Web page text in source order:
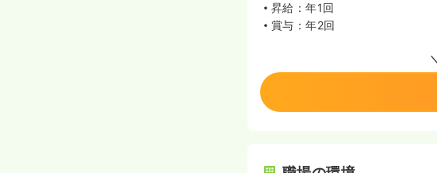
昇給：年1回
賞与：年2回